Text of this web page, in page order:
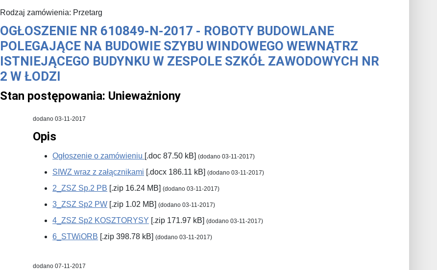
Rodzaj zamówienia: Przetarg
OGŁOSZENIE NR 610849-N-2017 - ROBOTY BUDOWLANE
POLEGAJĄCE NA BUDOWIE SZYBU WINDOWEGO WEWNĄTRZ
ISTNIEJĄCEGO BUDYNKU W ZESPOLE SZKÓŁ ZAWODOWYCH NR
2 W ŁODZI
Stan postępowania: Unieważniony
dodano 03-11-2017
Opis
Ogłoszenie o zamówieniu [.doc 87.50 kB](dodano 03-11-2017)
SIWZ wraz z załącznikami [.docx 186.11 kB](dodano 03-11-2017)
2_ZSZ Sp.2 PB [.zip 16.24 MB](dodano 03-11-2017)
3_ZSZ Sp2 PW [.zip 1.02 MB](dodano 03-11-2017)
4_ZSZ Sp2 KOSZTORYSY [.zip 171.97 kB](dodano 03-11-2017)
6_STWiORB [.zip 398.78 kB](dodano 03-11-2017)
dodano 07-11-2017